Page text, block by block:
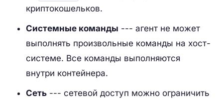
криптокошельков.
Системные команды --- агент не может
выполнять произвольные команды на хост-
системе. Все команды выполняются
внутри контейнера.
Сеть --- сетевой доступ можно ограничить